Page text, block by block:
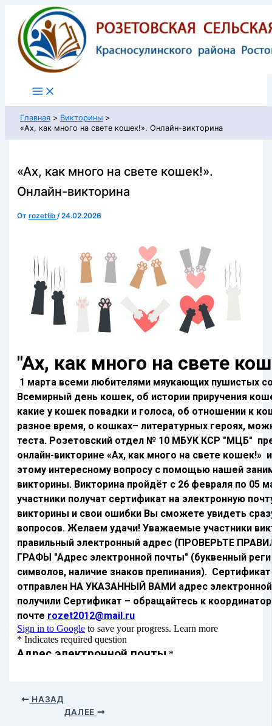
Перейти
содержимому
Главная
Викторины
«Ах, как много на свете кошек!». Онлайн-викторина
«Ах, как много на свете кошек!».
Онлайн-викторина
От rozetlib /24.02.2026
НАЗАД
ДАЛЕЕ